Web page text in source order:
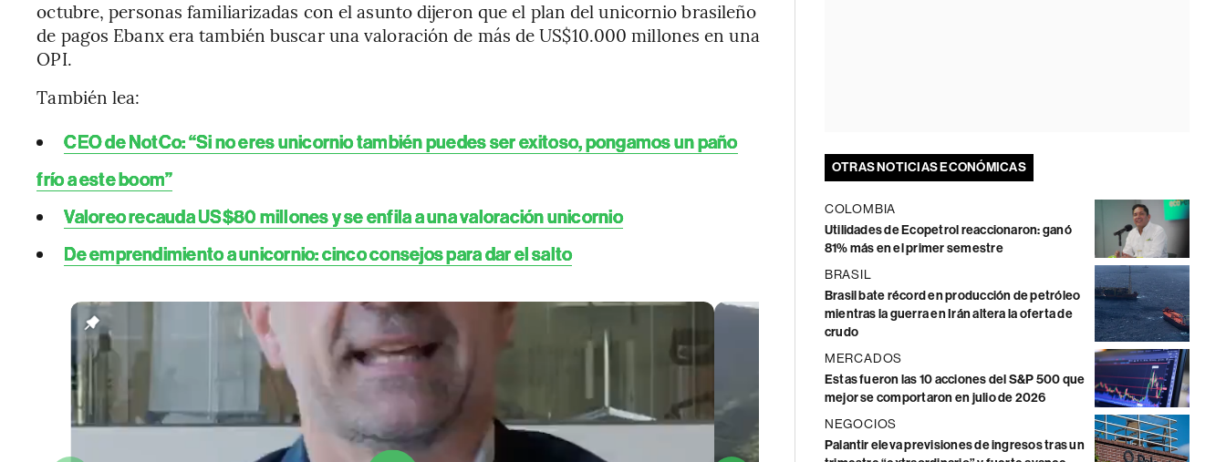
octubre, personas familiarizadas con el asunto dijeron que el plan del unicornio brasileño
de pagos Ebanx era también buscar una valoración de más de US$10.000 millones en una
OPI.
También lea:
CEO de NotCo: “Si no eres unicornio también puedes ser exitoso, pongamos un paño
frío a este boom”
Valoreo recauda US$80 millones y se enfila a una valoración unicornio
De emprendimiento a unicornio: cinco consejos para dar el salto
OTRAS NOTICIAS ECONÓMICAS
COLOMBIA
Utilidades de Ecopetrol reaccionaron: ganó
81% más en el primer semestre
BRASIL
Brasil bate récord en producción de petróleo
mientras la guerra en Irán altera la oferta de
crudo
MERCADOS
Estas fueron las 10 acciones del S&P 500 que
mejor se comportaron en julio de 2026
NEGOCIOS
Palantir eleva previsiones de ingresos tras un